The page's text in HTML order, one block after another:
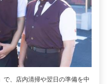
で、店内清掃や翌日の準備を中